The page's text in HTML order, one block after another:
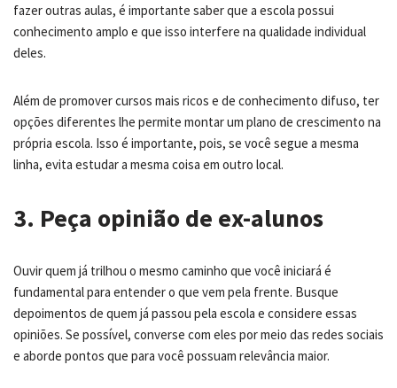
fazer outras aulas, é importante saber que a escola possui
conhecimento amplo e que isso interfere na qualidade individual
deles.
Além de promover cursos mais ricos e de conhecimento difuso, ter
opções diferentes lhe permite montar um plano de crescimento na
própria escola. Isso é importante, pois, se você segue a mesma
linha, evita estudar a mesma coisa em outro local.
3. Peça opinião de ex-alunos
Ouvir quem já trilhou o mesmo caminho que você iniciará é
fundamental para entender o que vem pela frente. Busque
depoimentos de quem já passou pela escola e considere essas
opiniões. Se possível, converse com eles por meio das redes sociais
e aborde pontos que para você possuam relevância maior.